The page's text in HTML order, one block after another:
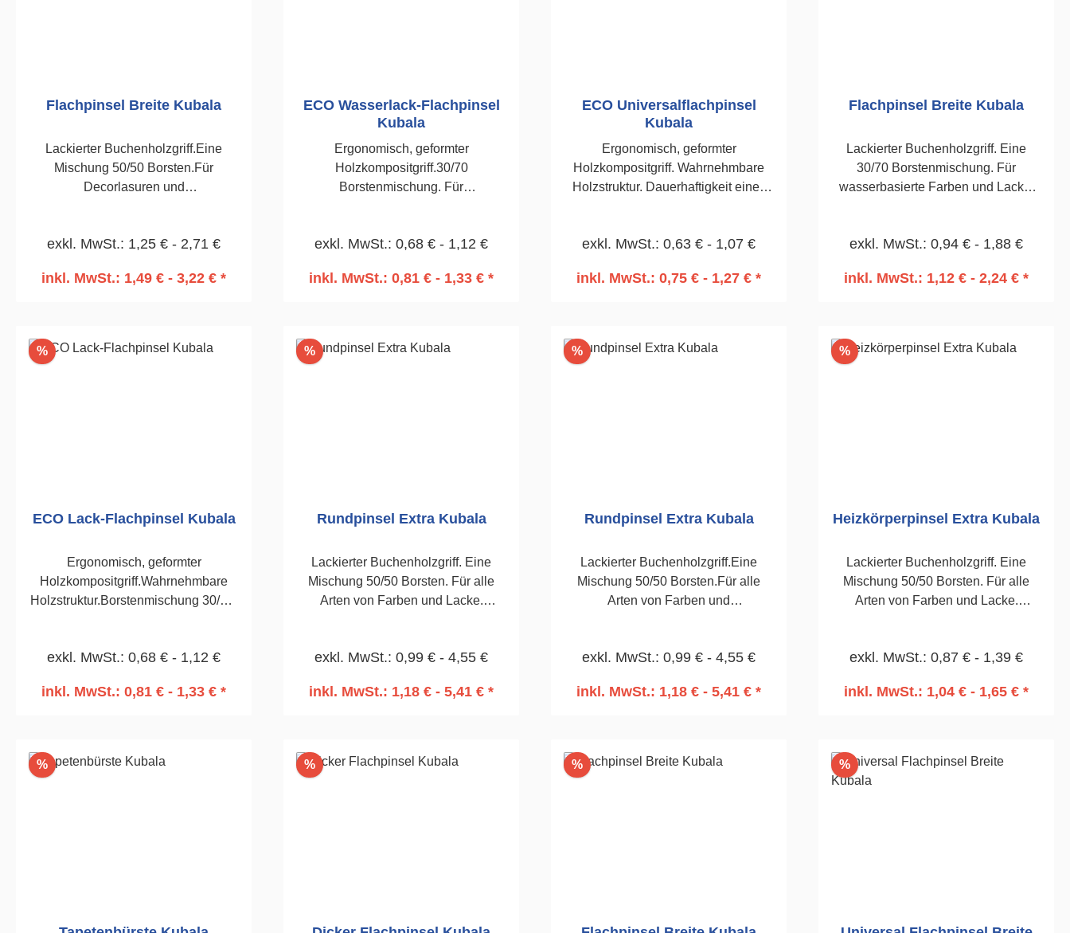
Flachpinsel Breite Kubala
Lackierter Buchenholzgriff.Eine
Mischung 50/50 Borsten.Für
Decorlasuren und
exkl. MwSt.: 1,25 € - 2,71 €
inkl. MwSt.: 1,49 € - 3,22 € *
ECO Wasserlack-Flachpinsel
Kubala
Ergonomisch, geformter
Holzkompositgriff.30/70
Borstenmischung. Für
exkl. MwSt.: 0,68 € - 1,12 €
inkl. MwSt.: 0,81 € - 1,33 € *
ECO Universalflachpinsel
Kubala
Ergonomisch, geformter
Holzkompositgriff. Wahrnehmbare
Holzstruktur. Dauerhaftigkeit eines
Zwinge.60mm
exkl. MwSt.: 0,63 € - 1,07 €
inkl. MwSt.: 0,75 € - 1,27 € *
Flachpinsel Breite Kubala
Lackierter Buchenholzgriff. Eine
30/70 Borstenmischung. Für
wasserbasierte Farben und Lacke.
exkl. MwSt.: 0,94 € - 1,88 €
inkl. MwSt.: 1,12 € - 2,24 € *
%Rabatt
ECO Lack-Flachpinsel Kubala
Ergonomisch, geformter
Holzkompositgriff.Wahrnehmbare
Holzstruktur.Borstenmischung 30/70.
exkl. MwSt.: 0,68 € - 1,12 €
inkl. MwSt.: 0,81 € - 1,33 € *
%Rabatt
Rundpinsel Extra Kubala
Lackierter Buchenholzgriff. Eine
Mischung 50/50 Borsten. Für alle
Arten von Farben und Lacke.
exkl. MwSt.: 0,99 € - 4,55 €
inkl. MwSt.: 1,18 € - 5,41 € *
%Rabatt
Rundpinsel Extra Kubala
Lackierter Buchenholzgriff.Eine
Mischung 50/50 Borsten.Für alle
Arten von Farben und
exkl. MwSt.: 0,99 € - 4,55 €
inkl. MwSt.: 1,18 € - 5,41 € *
%Rabatt
Heizkörperpinsel Extra Kubala
Lackierter Buchenholzgriff. Eine
Mischung 50/50 Borsten. Für alle
Arten von Farben und Lacke.
exkl. MwSt.: 0,87 € - 1,39 €
inkl. MwSt.: 1,04 € - 1,65 € *
%Rabatt %Rabatt %Rabatt %Rabatt